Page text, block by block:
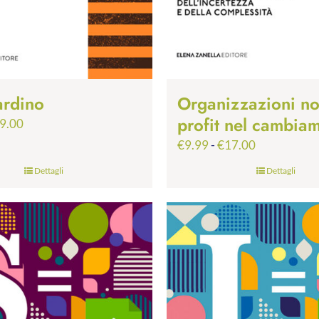
Fascia
daDettagli
Organizzazioni
profit nel
€9.99-€17.00Fascia
prezzo:
a
€17.00
Dettagli